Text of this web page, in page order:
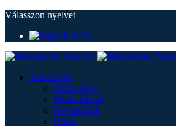
Válasszon nyelvet
Tanszékről
Elérhetőség
Munkatársak
Fogadóórák
Hírek